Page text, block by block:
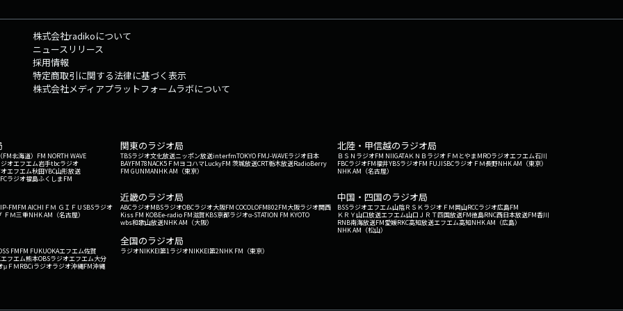
株式会社radikoについて
ニュースリリース
採用情報
特定商取引に関する法律に基づく表示
株式会社メディアプラットフォームラボについて
北海道） FM NORTH WAVE
オエフエム岩手tbcラジオ
エフエム秋田YBC山形放送
ラジオ福島ふくしまFM
関東のラジオ局
TBSラジオ文化放送ニッポン放送interfmTOKYO FMJ-WAVEラジオ日本
BAYFM78NACK5 ＦＭヨコハマLuckyFM 茨城放送CRT栃木放送RadioBerry
FM GUNMANHK AM（東京）
北陸・甲信越のラジオ局
ＢＳＮラジオFM NIIGATAＫＮＢラジオ ＦＭとやまMROラジオエフエム石川
FBCラジオFM福井YBSラジオFM FUJISBCラジオ ＦＭ長野NHK AM（東京）
NHK AM（名古屋）
FMFM AICHI ＦＭ ＧＩＦＵ SBSラジオ
ＦＭ三重NHK AM（名古屋）
近畿のラジオ局
ABCラジオMBSラジオOBCラジオ大阪FM COCOLOFM802FM大阪ラジオ関西
Kiss FM KOBEe-radio FM滋賀KBS京都ラジオα-STATION FM KYOTO
wbs和歌山放送NHK AM（大阪）
中国・四国のラジオ局
BSSラジオエフエム山陰ＲＳＫラジオ ＦＭ岡山RCCラジオ広島FM
ＫＲＹ山口放送エフエム山口 ＪＲＴ四国放送FM徳島RNC西日本放送FM香川
RNB南海放送FM愛媛RKC高知放送エフエム高知NHK AM（広島）
NHK AM（松山）
FMFM FUKUOKAエフエム佐賀
フエム熊本OBSラジオエフエム大分
μＦＭRBCiラジオラジオ沖縄FM沖縄
全国のラジオ局
ラジオNIKKEI第1ラジオNIKKEI第2NHK FM（東京）